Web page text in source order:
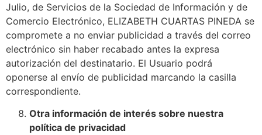
Julio, de Servicios de la Sociedad de Información y de
Comercio Electrónico, ELIZABETH CUARTAS PINEDA se
compromete a no enviar publicidad a través del correo
electrónico sin haber recabado antes la expresa
autorización del destinatario. El Usuario podrá
oponerse al envío de publicidad marcando la casilla
correspondiente.
Otra información de interés sobre nuestra
política de privacidad